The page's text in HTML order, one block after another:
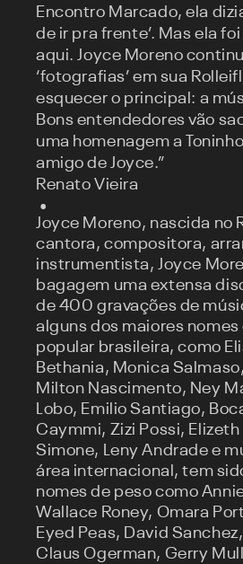
Encontro Marcado, ela
de ir pra frente’. Mas ela
aqui. Joyce Moreno
‘fotografias’ em sua
esquecer o principal: a
Bons entendedores vão
uma homenagem a
amigo de Joyce.”
Renato Vieira
Joyce Moreno, nascida no
cantora, compositora,
instrumentista, Joyce
bagagem uma extensa
de 400 gravações de
alguns dos maiores nomes
popular brasileira, como
Bethania, Monica
Milton Nascimento, Ney
Lobo, Emilio Santiago,
Caymmi, Zizi Possi,
Simone, Leny Andrade e
área internacional, tem
nomes de peso como
Wallace Roney, Omara
Eyed Peas, David
Claus Ogerman, Gerry